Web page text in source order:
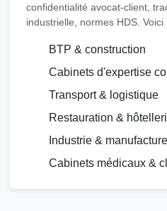
confidentialité avocat-client,
industrielle, normes HDS.
BTP & construction
Cabinets d'expertise
Transport & logistique
Restauration &
Industrie & manufacture
Cabinets médicaux &